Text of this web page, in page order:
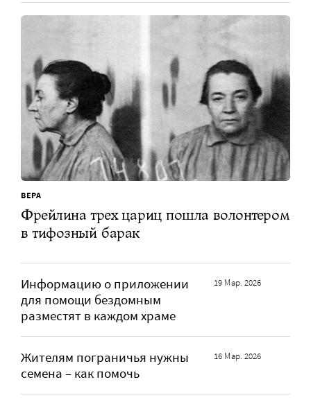
ВЕРА
Фрейлина трех цариц пошла волонтером
в тифозный барак
Информацию о приложении
для помощи бездомным
разместят в каждом храме
19 Мар. 2026
Жителям пограничья нужны
семена – как помочь
16 Мар. 2026